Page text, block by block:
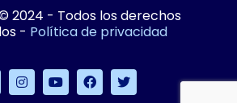
2024 - Todos los derechos
- Política de privacidad